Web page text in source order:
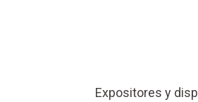
Expositores y